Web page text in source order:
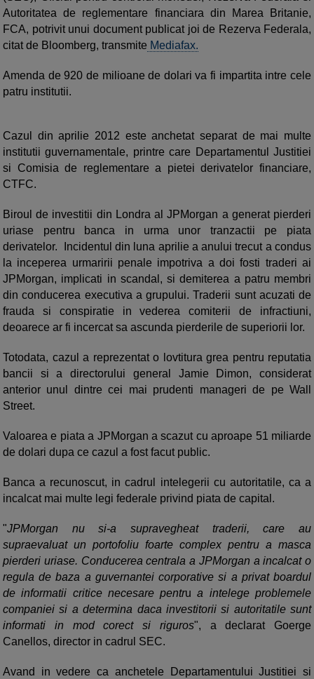
Autoritatea de reglementare financiara din Marea Britanie,
FCA, potrivit unui document publicat joi de Rezerva Federala,
citat de Bloomberg, transmite Mediafax.
Amenda de 920 de milioane de dolari va fi impartita intre cele
patru institutii.
Cazul din aprilie 2012 este anchetat separat de mai multe
institutii guvernamentale, printre care Departamentul Justitiei
si Comisia de reglementare a pietei derivatelor financiare,
CTFC.
Biroul de investitii din Londra al JPMorgan a generat pierderi
uriase pentru banca in urma unor tranzactii pe piata
derivatelor. Incidentul din luna aprilie a anului trecut a condus
la inceperea urmaririi penale impotriva a doi fosti traderi ai
JPMorgan, implicati in scandal, si demiterea a patru membri
din conducerea executiva a grupului. Traderii sunt acuzati de
frauda si conspiratie in vederea comiterii de infractiuni,
deoarece ar fi incercat sa ascunda pierderile de superiorii lor.
Totodata, cazul a reprezentat o lovtitura grea pentru reputatia
bancii si a directorului general Jamie Dimon, considerat
anterior unul dintre cei mai prudenti manageri de pe Wall
Street.
Valoarea e piata a JPMorgan a scazut cu aproape 51 miliarde
de dolari dupa ce cazul a fost facut public.
Banca a recunoscut, in cadrul intelegerii cu autoritatile, ca a
incalcat mai multe legi federale privind piata de capital.
"JPMorgan nu si-a supravegheat traderii, care au
supraevaluat un portofoliu foarte complex pentru a masca
pierderi uriase. Conducerea centrala a JPMorgan a incalcat o
regula de baza a guvernantei corporative si a privat boardul
de informatii critice necesare pentru a intelege problemele
companiei si a determina daca investitorii si autoritatile sunt
informati in mod corect si riguros", a declarat Goerge
Canellos, director in cadrul SEC.
Avand in vedere ca anchetele Departamentului Justitiei si